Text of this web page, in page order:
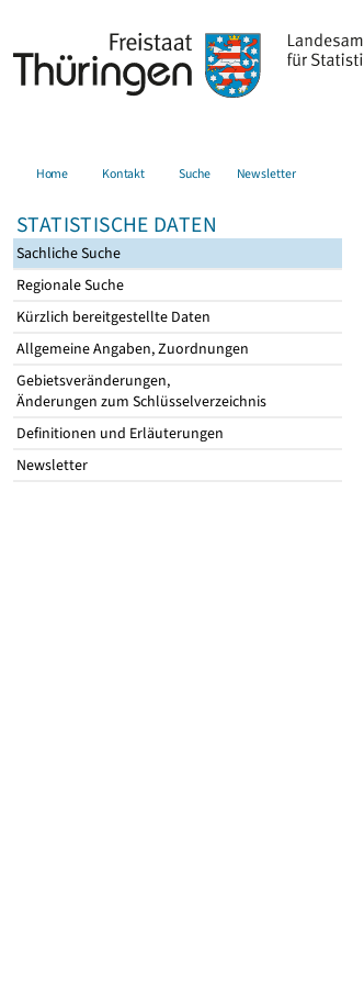
Home Kontakt Suche Newsletter
STATISTISCHE DATEN
Sachliche Suche
Regionale Suche
Kürzlich bereitgestellte Daten
Allgemeine Angaben, Zuordnungen
Gebietsveränderungen,
Änderungen zum Schlüsselverzeichnis
Definitionen und Erläuterungen
Newsletter